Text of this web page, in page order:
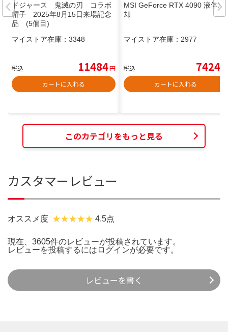
ドジャース 鬼滅の刃 コラボ
帽子 2025年8月15日来場記念
品 (5個目)
マイストア在庫： 3348
税込 11484円
カートに入れる
MSI GeForce RTX 4090 液体冷
却
マイストア在庫： 2977
税込 7424
カートに入れる
このカテゴリをもっと見る
カスタマーレビュー
オススメ度 4.5点
現在、3605件のレビューが投稿されています。
レビューを投稿するには ログインが必要です。
レビューを書く